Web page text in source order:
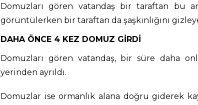
Domuzları gören vatandaş bir taraftan bu
görüntülerken bir taraftan da şaşkınlığını
DAHA ÖNCE 4 KEZ DOMUZ GİRDİ
Domuzları gören vatandaş, bir süre daha
yerinden ayrıldı.
Domuzlar ise ormanlık alana doğru giderek